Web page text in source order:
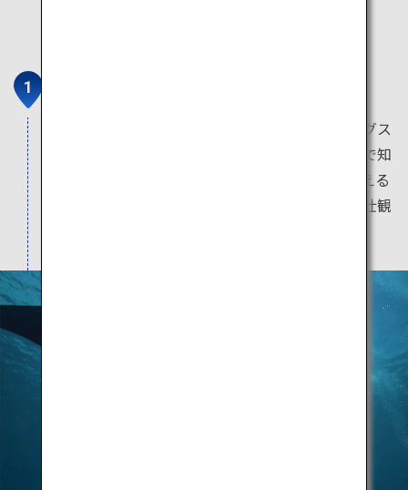
マンタスクランブルと呼ばれる有名なダイビングス
ポットは、マンタに遭遇する可能性が高いことで知
られており、青やエメラルドグリーンに色を変える
海でのシュノーケリングや、海に浮かぶ島々の壮観